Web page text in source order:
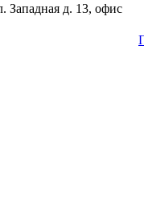
Западная д. 13, офис